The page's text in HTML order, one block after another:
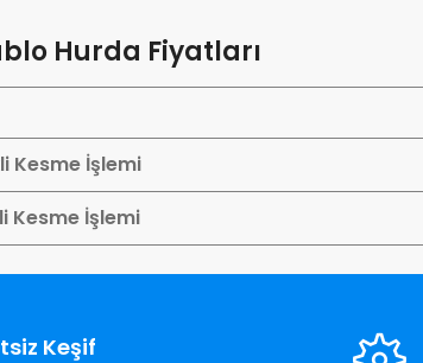
Hurda Fiyatları
Kesme İşlemi
Kesme İşlemi
Keşif